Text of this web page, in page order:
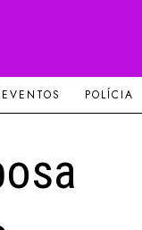
EVENTOS POLÍCIA